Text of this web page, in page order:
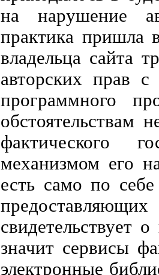
на нарушение
практика пришла
владельца сайта
авторских прав
программного
обстоятельствам
фактического
механизмом его
есть само по себе
свидетельствует
значит сервисы
электронные